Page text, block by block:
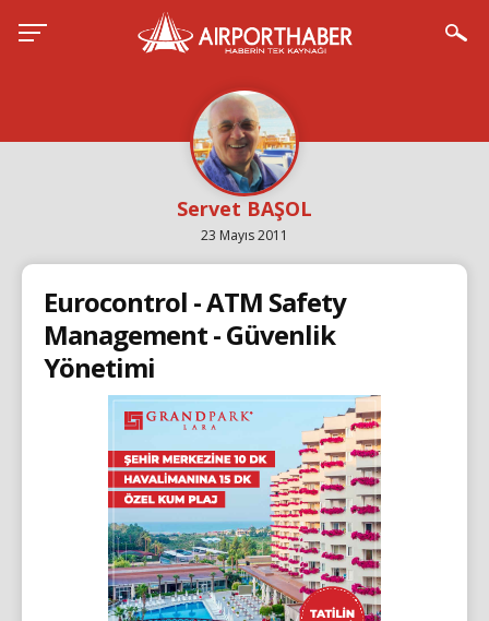
Servet BAŞOL
23 Mayıs 2011
Eurocontrol - ATM Safety
Management - Güvenlik
Yönetimi